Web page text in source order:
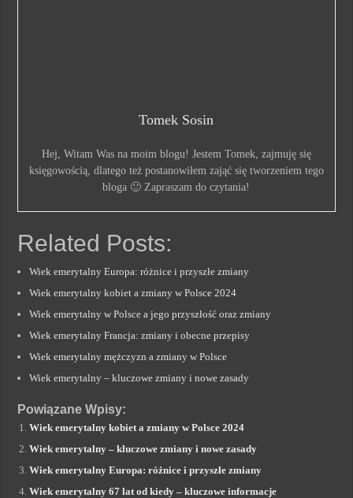
Tomek Sosin
Hej, Witam Was na moim blogu! Jestem Tomek, zajmuję się
księgowością, dlatego też postanowiłem zająć się tworzeniem tego
bloga 🙂 Zapraszam do czytania!
Related Posts:
Wiek emerytalny Europa: różnice i przyszłe zmiany
Wiek emerytalny kobiet a zmiany w Polsce 2024
Wiek emerytalny w Polsce a jego przyszłość oraz zmiany
Wiek emerytalny Francja: zmiany i obecne przepisy
Wiek emerytalny mężczyzn a zmiany w Polsce
Wiek emerytalny – kluczowe zmiany i nowe zasady
Powiązane Wpisy:
Wiek emerytalny kobiet a zmiany w Polsce 2024
Wiek emerytalny – kluczowe zmiany i nowe zasady
Wiek emerytalny Europa: różnice i przyszłe zmiany
Wiek emerytalny 67 lat od kiedy – kluczowe informacje